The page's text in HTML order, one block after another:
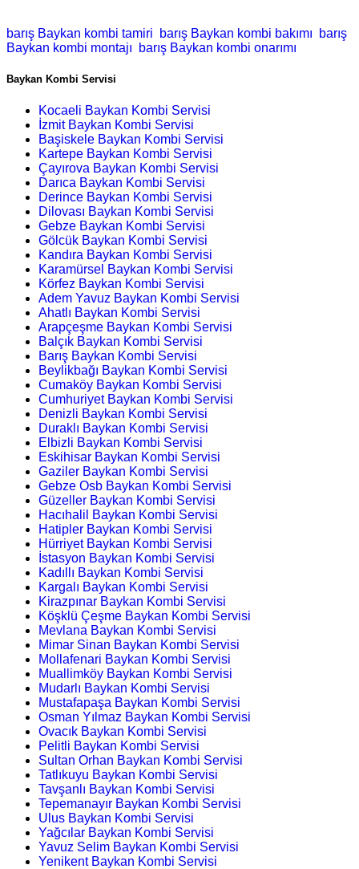
barış Baykan kombi tamiri barış Baykan kombi bakımı
barış
Baykan kombi montajı
barış Baykan kombi onarımı
Baykan Kombi Servisi
Kocaeli Baykan Kombi Servisi
İzmit Baykan Kombi Servisi
Başiskele Baykan Kombi Servisi
Kartepe Baykan Kombi Servisi
Çayırova Baykan Kombi Servisi
Darıca Baykan Kombi Servisi
Derince Baykan Kombi Servisi
Dilovası Baykan Kombi Servisi
Gebze Baykan Kombi Servisi
Gölcük Baykan Kombi Servisi
Kandıra Baykan Kombi Servisi
Karamürsel Baykan Kombi Servisi
Körfez Baykan Kombi Servisi
Adem Yavuz Baykan Kombi Servisi
Ahatlı Baykan Kombi Servisi
Arapçeşme Baykan Kombi Servisi
Balçık Baykan Kombi Servisi
Barış Baykan Kombi Servisi
Beylikbağı Baykan Kombi Servisi
Cumaköy Baykan Kombi Servisi
Cumhuriyet Baykan Kombi Servisi
Denizli Baykan Kombi Servisi
Duraklı Baykan Kombi Servisi
Elbizli Baykan Kombi Servisi
Eskihisar Baykan Kombi Servisi
Gaziler Baykan Kombi Servisi
Gebze Osb Baykan Kombi Servisi
Güzeller Baykan Kombi Servisi
Hacıhalil Baykan Kombi Servisi
Hatipler Baykan Kombi Servisi
Hürriyet Baykan Kombi Servisi
İstasyon Baykan Kombi Servisi
Kadıllı Baykan Kombi Servisi
Kargalı Baykan Kombi Servisi
Kirazpınar Baykan Kombi Servisi
Köşklü Çeşme Baykan Kombi Servisi
Mevlana Baykan Kombi Servisi
Mimar Sinan Baykan Kombi Servisi
Mollafenari Baykan Kombi Servisi
Muallimköy Baykan Kombi Servisi
Mudarlı Baykan Kombi Servisi
Mustafapaşa Baykan Kombi Servisi
Osman Yılmaz Baykan Kombi Servisi
Ovacık Baykan Kombi Servisi
Pelitli Baykan Kombi Servisi
Sultan Orhan Baykan Kombi Servisi
Tatlıkuyu Baykan Kombi Servisi
Tavşanlı Baykan Kombi Servisi
Tepemanayır Baykan Kombi Servisi
Ulus Baykan Kombi Servisi
Yağcılar Baykan Kombi Servisi
Yavuz Selim Baykan Kombi Servisi
Yenikent Baykan Kombi Servisi